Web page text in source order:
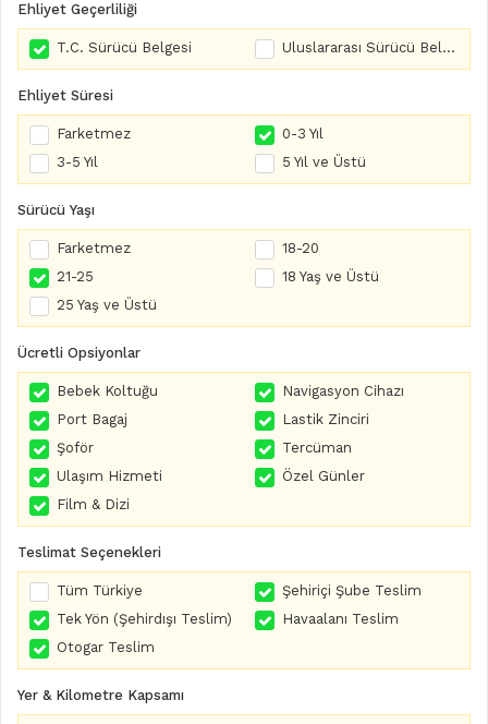
Ehliyet Geçerliliği
T.C. Sürücü Belgesi Uluslararası Sürücü Belgesi
Ehliyet Süresi
Farketmez
0-3 Yıl
3-5 Yıl
5 Yıl ve Üstü
Sürücü Yaşı
Farketmez
18-20
21-25
18 Yaş ve Üstü
25 Yaş ve Üstü
Ücretli Opsiyonlar
Bebek Koltuğu
Navigasyon Cihazı
Port Bagaj
Lastik Zinciri
Şoför
Tercüman
Ulaşım Hizmeti
Özel Günler
Film & Dizi
Teslimat Seçenekleri
Tüm Türkiye
Şehiriçi Şube Teslim
Tek Yön (Şehirdışı Teslim)
Havaalanı Teslim
Otogar Teslim
Yer & Kilometre Kapsamı